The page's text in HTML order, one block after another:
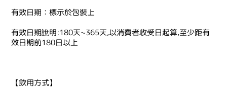
有效日期：標示於包裝上
有效日期說明:180天~365天,以消費者收受日起算,至少距有
效日期前180日以上
【飲用方式】